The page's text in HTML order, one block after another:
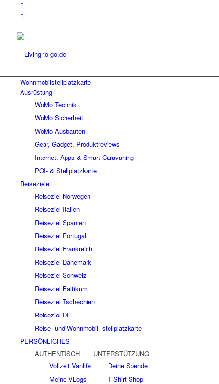
Wohnmobilstellplatzkarte
Ausrüstung
WoMo Technik
WoMo Sicherheit
WoMo Ausbauten
Gear, Gadget, Produktreviews
Internet, Apps & Smart Caravaning
POI- & Stellplatzkarte
Reiseziele
Reiseziel Norwegen
Reiseziel Italien
Reiseziel Spanien
Reiseziel Portugal
Reiseziel Frankreich
Reiseziel Dänemark
Reiseziel Schweiz
Reiseziel Baltikum
Reiseziel Tschechien
Reiseziel DE
Reise- und Wohnmobil- stellplatzkarte
PERSÖNLICHES
AUTHENTISCH
Vollzeit Vanlife
Meine VLogs
UNTERSTÜTZUNG
Deine Spende
T-Shirt Shop